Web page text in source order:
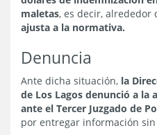
maletas, es decir, alrededor
ajusta a la normativa.
Denuncia
Ante dicha situación, la
de Los Lagos denunció a la
ante el Tercer Juzgado de
por entregar información